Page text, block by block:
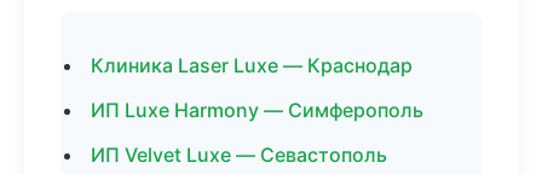
Клиника Laser Luxe — Краснодар
ИП Luxe Harmony — Симферополь
ИП Velvet Luxe — Севастополь